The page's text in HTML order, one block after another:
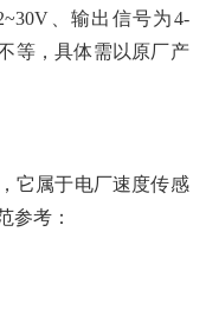
、输出信号为4-
等，具体需以原厂产
它属于电厂速度传感
参考：